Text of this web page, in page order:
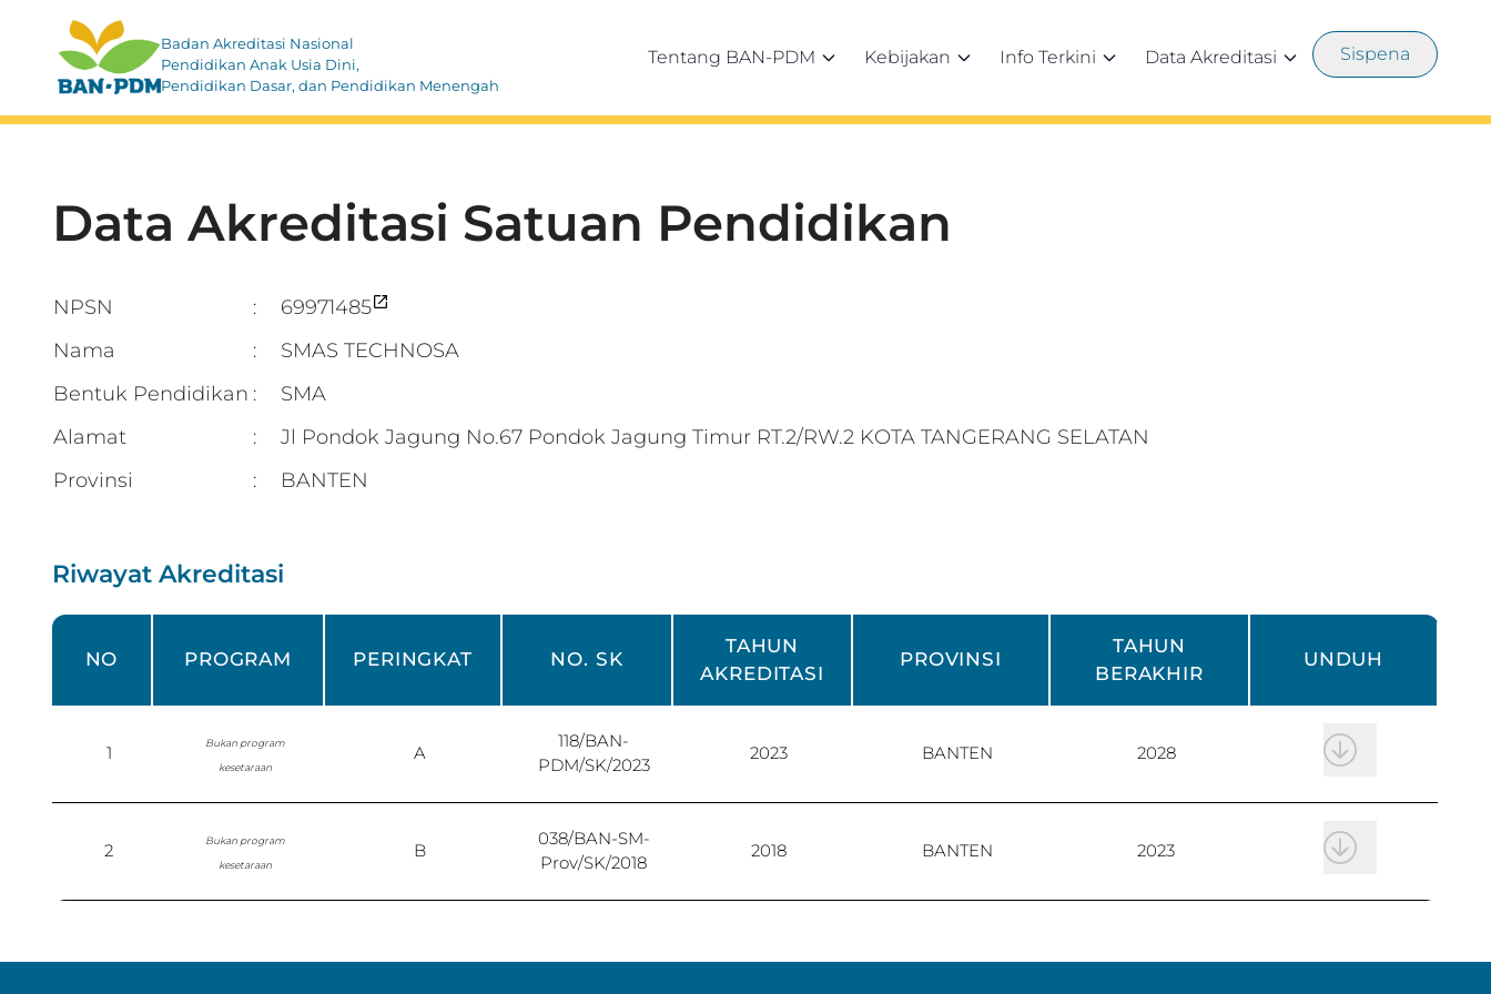
Badan Akreditasi Nasional
Pendidikan Anak Usia Dini,
Pendidikan Dasar, dan Pendidikan Menengah
Tentang BAN-PDM Kebijakan Info Terkini Data Akreditasi Sispena
Data Akreditasi Satuan Pendidikan
NPSN :
69971485
Nama
:
SMAS TECHNOSA
Bentuk Pendidikan :
SMA
Alamat
:
Jl Pondok Jagung No.67 Pondok Jagung Timur RT.2/RW.2 KOTA TANGERANG SELATAN
Provinsi
: BANTEN
Riwayat Akreditasi
NO PROGRAM PERINGKAT NO. SK
TAHUN
AKREDITASI
PROVINSI
TAHUN
BERAKHIR
UNDUH
1
Bukan program
kesetaraan
A
118/BAN-
PDM/SK/2023
2023 BANTEN 2028
2
Bukan program
kesetaraan
B
038/BAN-SM-
Prov/SK/2018
2018 BANTEN 2023